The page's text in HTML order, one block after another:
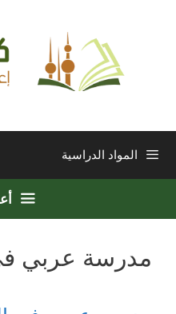
المواد الدراسية
مدرسة عربي